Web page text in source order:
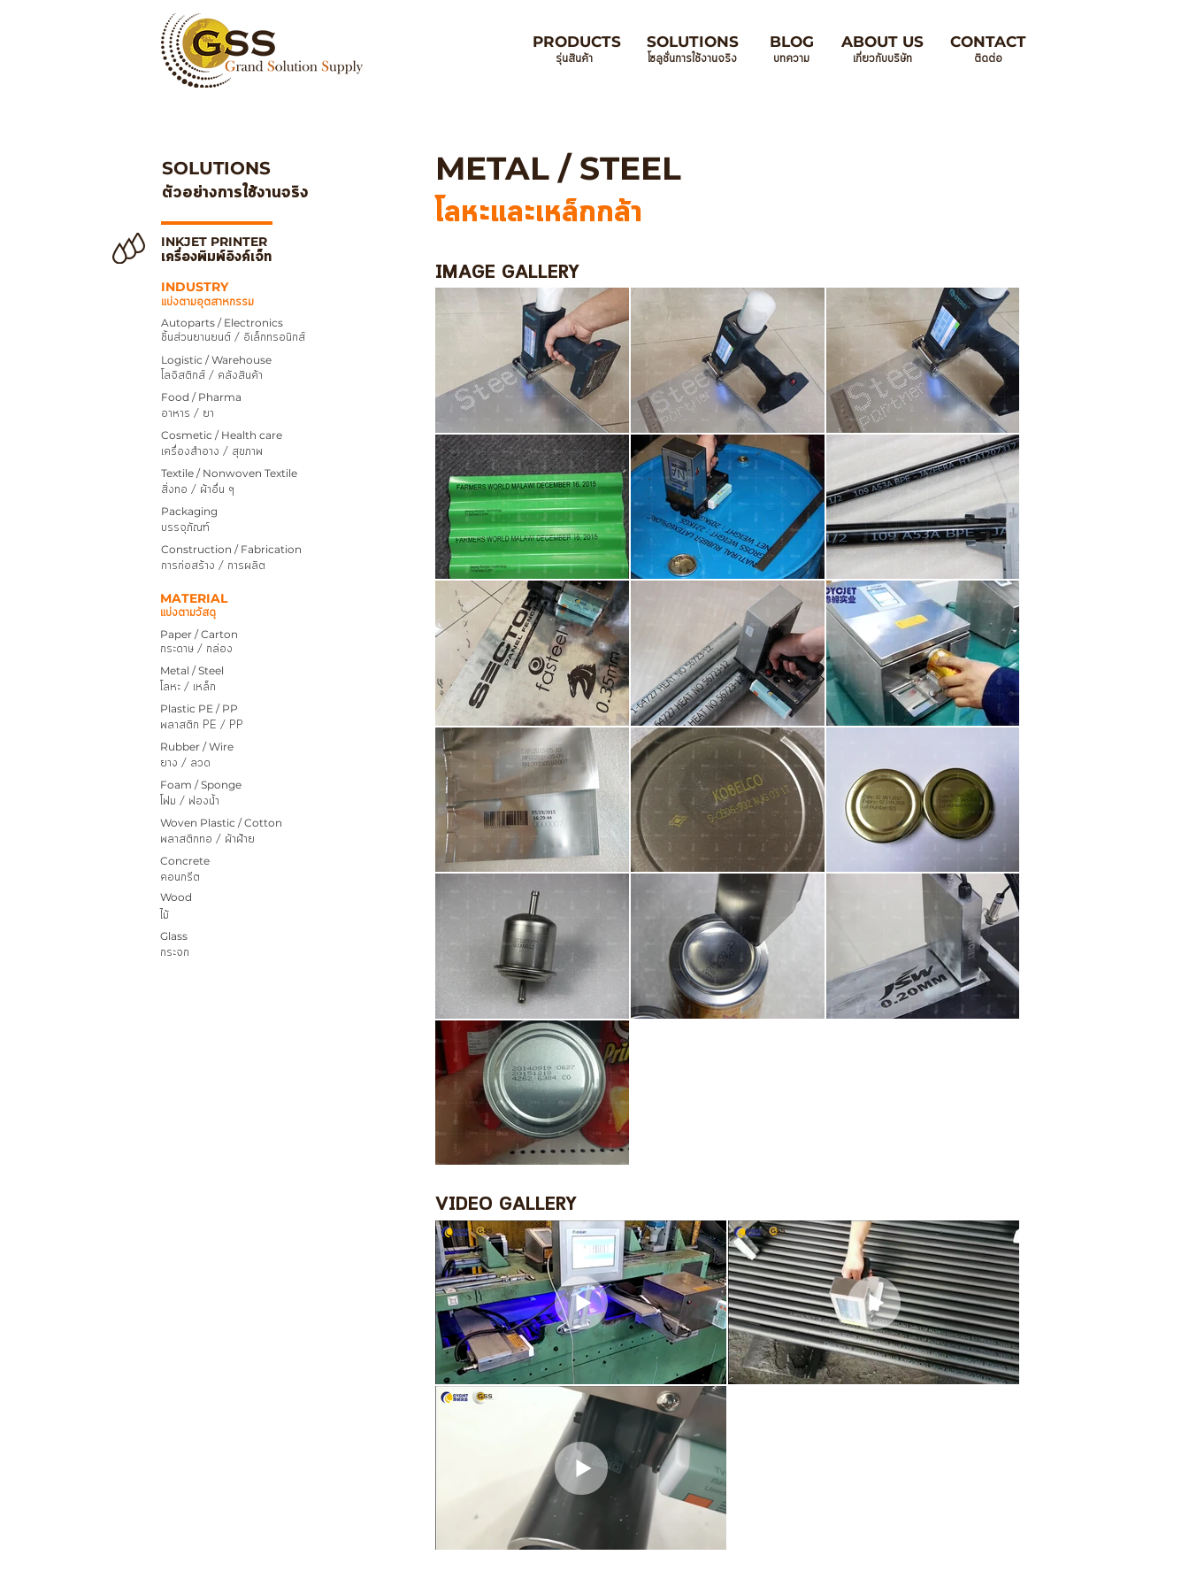
PRODUCTS
รุ่นสินค้า
SOLUTIONS
โซลูชั่นการใช้งานจริง
BLOG
บทความ
ABOUT US
เกี่ยวกับบริษัท
CONTACT
ติดต่อ
SOLUTIONS
ตัวอย่างการใช้งานจริง
INKJET PRINTER
เครื่องพิมพ์อิงค์เจ็ท
INDUSTRY
แบ่งตามอุตสาหกรรม
Autoparts / Electronics
ชิ้นส่วนยานยนต์ / อิเล็กทรอนิกส์
Logistic / Warehouse
โลจิสติกส์ / คลังสินค้า
Food / Pharma
อาหาร / ยา
Cosmetic / Health care
เครื่องสำอาง / สุขภาพ
Textile / Nonwoven Textile
สิ่งทอ / ผ้าอื่น ๆ
Packaging
บรรจุภัณฑ์
Construction / Fabrication
การก่อสร้าง / การผลิต
MATERIAL
แบ่งตามวัสดุ
Paper / Carton
กระดาษ / กล่อง
Metal / Steel
โลหะ / เหล็ก
Plastic PE / PP
พลาสติก PE / PP
Rubber / Wire
ยาง / ลวด
Foam / Sponge
โฟม / ฟองน้ำ
Woven Plastic / Cotton
พลาสติกทอ / ผ้าฝ้าย
Concrete
คอนกรีต
Wood
ไม้
Glass
กระจก
METAL / STEEL
โลหะและเหล็กกล้า
IMAGE GALLERY
VIDEO GALLERY